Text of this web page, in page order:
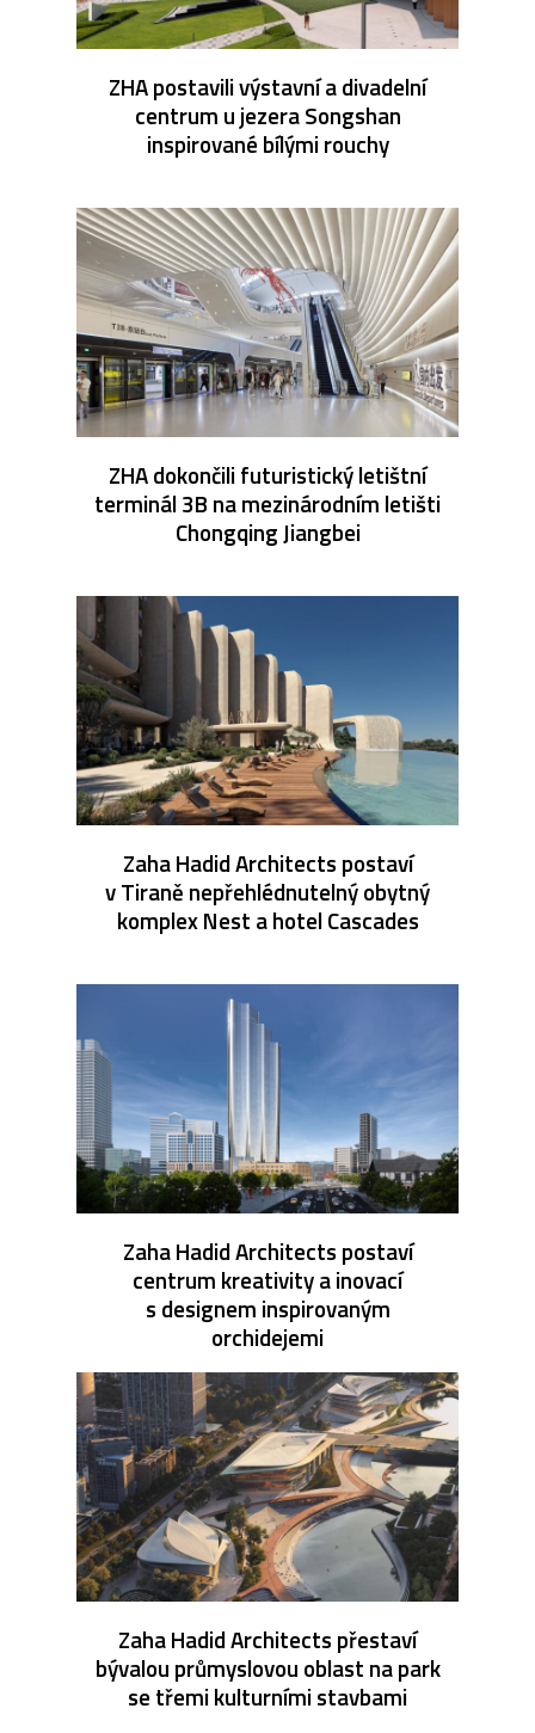
ZHA postavili výstavní a divadelní
centrum u jezera Songshan
inspirované bílými rouchy
ZHA dokončili futuristický letištní
terminál 3B na mezinárodním letišti
Chongqing Jiangbei
Zaha Hadid Architects postaví
v Tiraně nepřehlédnutelný obytný
komplex Nest a hotel Cascades
Zaha Hadid Architects postaví
centrum kreativity a inovací
s designem inspirovaným
orchidejemi
Zaha Hadid Architects přestaví
bývalou průmyslovou oblast na park
se třemi kulturními stavbami